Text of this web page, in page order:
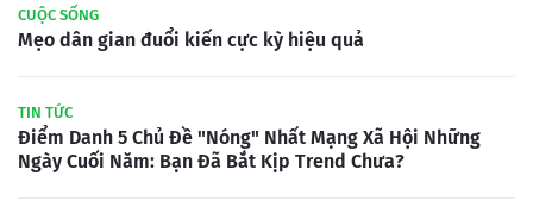
CUỘC SỐNG
Mẹo dân gian đuổi kiến cực kỳ hiệu quả
TIN TỨC
Điểm Danh 5 Chủ Đề "Nóng" Nhất Mạng Xã Hội Những
Ngày Cuối Năm: Bạn Đã Bắt Kịp Trend Chưa?